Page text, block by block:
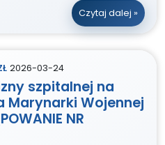
Czytaj dalej »
2026-03-24
szpitalnej na
Marynarki Wojennej
NR